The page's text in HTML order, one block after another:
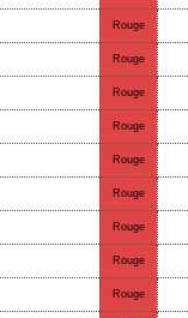
Rouge
Rouge
Rouge
Rouge
Rouge
Rouge
Rouge
Rouge
Rouge